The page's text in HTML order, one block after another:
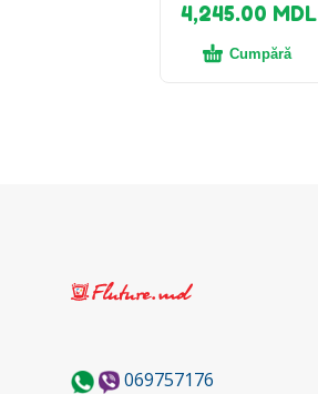
4,245.00 MDL
Cumpără
069757176